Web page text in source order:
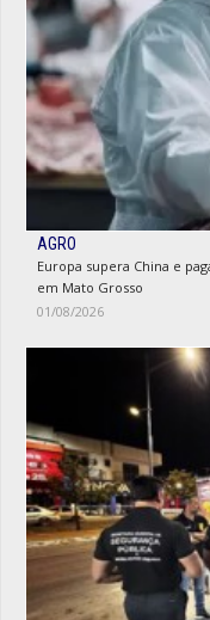
AGRO
Europa supera China e
em Mato Grosso
01/08/2026